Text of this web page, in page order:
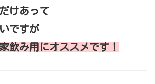
けあって
ですが
家飲み用にオススメです！